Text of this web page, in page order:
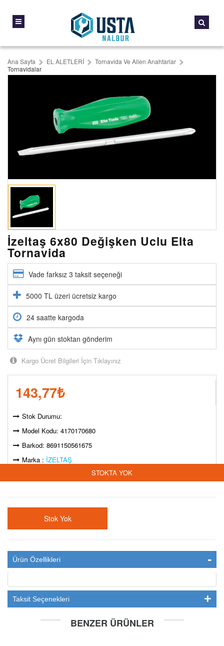
Ana Sayfa EL ALETLERİ
Tornavida Ve Allen Anahtarlar
Tornavidalar
İzeltaş 6x80 Değişken Uclu Elta
Tornavida
Vade farksız 3 taksit seçeneği
5000 TL üzeri ücretsiz kargo
24 saatte kargoda
Aynı gün stoktan gönderim
Kargo Ücret Bilgileri İçin Tıklayınız
143,77₺
Stok Durumu:
STOKTA YOK
Model Kodu: 4170170680
Barkod: 8691150561675
Marka : İZELTAŞ
Stok Yok
Ürün Özellikleri
Taksit Seçenekleri
BENZER ÜRÜNLER